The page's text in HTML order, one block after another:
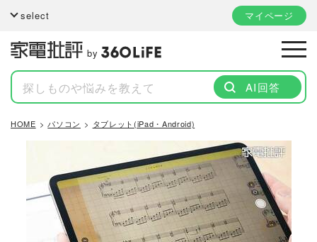
select マイページ
by
AI回答
HOME パソコン タブレット(iPad・Android)